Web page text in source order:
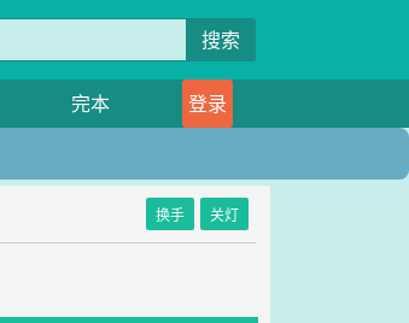
搜索
完本
登录
换手 关灯